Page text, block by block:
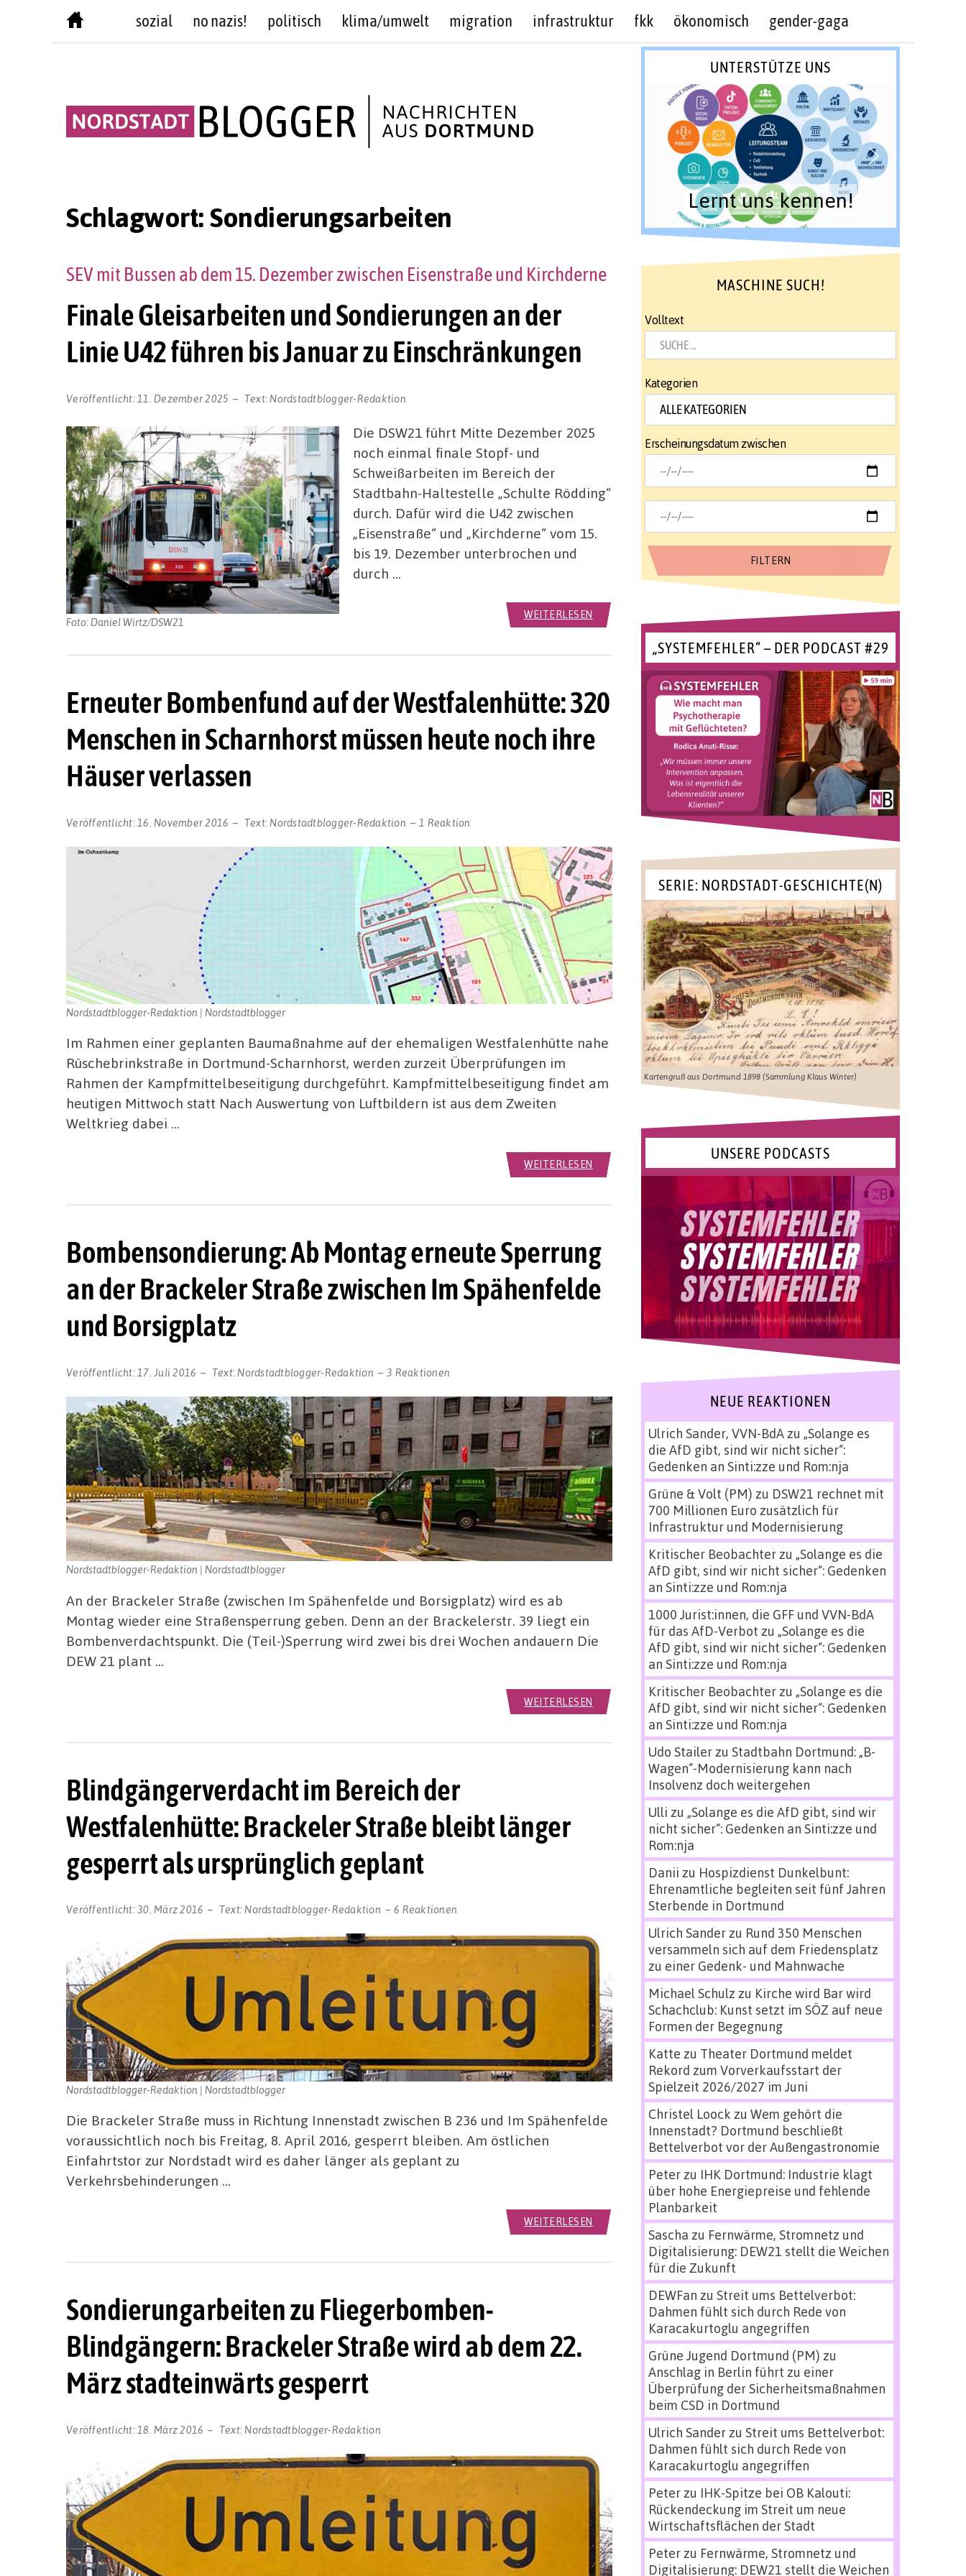
sozial no nazis! politisch klima/umwelt migration infrastruktur fkk ökonomisch gender-gaga
Schlagwort:Sondierungsarbeiten
Finale Gleisarbeiten und Sondierungen an der
Linie U42 führen bis Januar zu Einschränkungen
SEV mit Bussen ab dem 15. Dezember zwischen Eisenstraße und Kirchderne
Veröffentlicht: 11. Dezember 2025 Text: Nordstadtblogger-Redaktion
Foto: Daniel Wirtz/DSW21
Die DSW21 führt Mitte Dezember 2025
noch einmal finale Stopf- und
Schweißarbeiten im Bereich der
Stadtbahn-Haltestelle „Schulte Rödding“
durch. Dafür wird die U42 zwischen
„Eisenstraße“ und „Kirchderne“ vom 15.
bis 19. Dezember unterbrochen und
durch …
WEITERLESEN
Erneuter Bombenfund auf der Westfalenhütte: 320
Menschen in Scharnhorst müssen heute noch ihre
Häuser verlassen
Veröffentlicht: 16. November 2016 Text: Nordstadtblogger-Redaktion 1 Reaktion
Nordstadtblogger-Redaktion | Nordstadtblogger
Im Rahmen einer geplanten Baumaßnahme auf der ehemaligen Westfalenhütte nahe
Rüschebrinkstraße in Dortmund-Scharnhorst, werden zurzeit Überprüfungen im
Rahmen der Kampfmittelbeseitigung durchgeführt. Kampfmittelbeseitigung findet am
heutigen Mittwoch statt Nach Auswertung von Luftbildern ist aus dem Zweiten
Weltkrieg dabei …
WEITERLESEN
Bombensondierung: Ab Montag erneute Sperrung
an der Brackeler Straße zwischen Im Spähenfelde
und Borsigplatz
Veröffentlicht: 17. Juli 2016 Text: Nordstadtblogger-Redaktion 3 Reaktionen
Nordstadtblogger-Redaktion | Nordstadtblogger
An der Brackeler Straße (zwischen Im Spähenfelde und Borsigplatz) wird es ab
Montag wieder eine Straßensperrung geben. Denn an der Brackelerstr. 39 liegt ein
Bombenverdachtspunkt. Die (Teil-)Sperrung wird zwei bis drei Wochen andauern Die
DEW 21 plant …
WEITERLESEN
Blindgängerverdacht im Bereich der
Westfalenhütte: Brackeler Straße bleibt länger
gesperrt als ursprünglich geplant
Veröffentlicht:30. März 2016 Text: Nordstadtblogger-Redaktion 6 Reaktionen
Nordstadtblogger-Redaktion | Nordstadtblogger
Die Brackeler Straße muss in Richtung Innenstadt zwischen B 236 und Im Spähenfelde
voraussichtlich noch bis Freitag, 8. April 2016, gesperrt bleiben. Am östlichen
Einfahrtstor zur Nordstadt wird es daher länger als geplant zu
Verkehrsbehinderungen …
WEITERLESEN
Sondierungarbeiten zu Fliegerbomben-
Blindgängern: Brackeler Straße wird ab dem 22.
März stadteinwärts gesperrt
Veröffentlicht: 18. März 2016 Text: Nordstadtblogger-Redaktion
UNTERSTÜTZE UNS
Lernt uns kennen!
MASCHINE SUCH!
Volltext
Kategorien
Erscheinungsdatum zwischen
„SYSTEMFEHLER“ – DER PODCAST #29
SERIE: NORDSTADT-GESCHICHTE(N)
Kartengruß aus Dortmund 1898 (Sammlung Klaus Winter)
UNSERE PODCASTS
NEUE REAKTIONEN
Ulrich Sander, VVN-BdAzu „Solange es
die AfD gibt, sind wir nicht sicher“:
Gedenken an Sinti:zze und Rom:nja
Grüne & Volt (PM) zu DSW21 rechnet mit
700 Millionen Euro zusätzlich für
Infrastruktur und Modernisierung
Kritischer Beobachterzu „Solange es die
AfD gibt, sind wir nicht sicher“: Gedenken
an Sinti:zze und Rom:nja
1000 Jurist:innen, die GFF und VVN-BdA
für das AfD-Verbot zu „Solange es die
AfD gibt, sind wir nicht sicher“: Gedenken
an Sinti:zze und Rom:nja
Kritischer Beobachterzu „Solange es die
AfD gibt, sind wir nicht sicher“: Gedenken
an Sinti:zze und Rom:nja
Udo Stailerzu Stadtbahn Dortmund: „B-
Wagen“-Modernisierung kann nach
Insolvenz doch weitergehen
Ulli zu „Solange es die AfD gibt, sind wir
nicht sicher“: Gedenken an Sinti:zze und
Rom:nja
Danii zu Hospizdienst Dunkelbunt:
Ehrenamtliche begleiten seit fünf Jahren
Sterbende in Dortmund
Ulrich Sanderzu Rund 350 Menschen
versammeln sich auf dem Friedensplatz
zu einer Gedenk- und Mahnwache
Michael Schulz zu Kirche wird Bar wird
Schachclub: Kunst setzt im SÖZ auf neue
Formen der Begegnung
Katte zu Theater Dortmund meldet
Rekord zum Vorverkaufsstart der
Spielzeit 2026/2027 im Juni
Christel Loock zu Wem gehört die
Innenstadt? Dortmund beschließt
Bettelverbot vor der Außengastronomie
Peterzu IHK Dortmund: Industrie klagt
über hohe Energiepreise und fehlende
Planbarkeit
Sascha zu Fernwärme, Stromnetz und
Digitalisierung: DEW21 stellt die Weichen
für die Zukunft
DEWFan zu Streit ums Bettelverbot:
Dahmen fühlt sich durch Rede von
Karacakurtoglu angegriffen
Grüne Jugend Dortmund (PM) zu
Anschlag in Berlin führt zu einer
Überprüfung der Sicherheitsmaßnahmen
beim CSD in Dortmund
Ulrich Sanderzu Streit ums Bettelverbot:
Dahmen fühlt sich durch Rede von
Karacakurtoglu angegriffen
Peterzu IHK-Spitze bei OB Kalouti:
Rückendeckung im Streit um neue
Wirtschaftsflächen der Stadt
Peterzu Fernwärme, Stromnetz und
Digitalisierung: DEW21 stellt die Weichen